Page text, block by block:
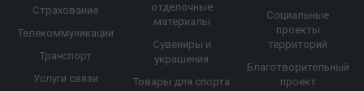
Страхование
Телекоммуникации
Транспорт
Услуги связи
отделочные
материалы
Сувениры и
украшения
Товары для спорта
Социальные
проекты
территорий
Благотворительный
проект